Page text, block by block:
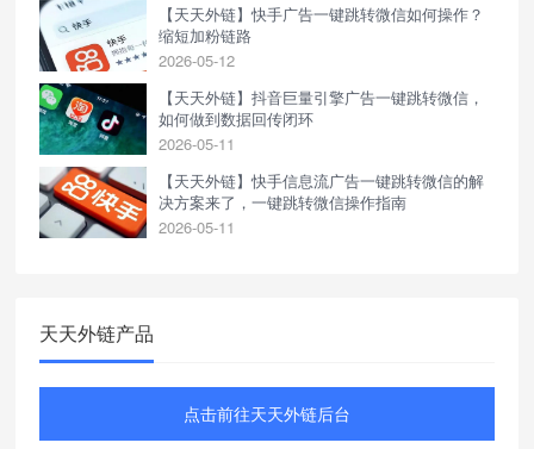
【天天外链】快手广告一键跳转微信如何操作？
缩短加粉链路
2026-05-12
【天天外链】抖音巨量引擎广告一键跳转微信，
如何做到数据回传闭环
2026-05-11
【天天外链】快手信息流广告一键跳转微信的解
决方案来了，一键跳转微信操作指南
2026-05-11
天天外链产品
点击前往天天外链后台